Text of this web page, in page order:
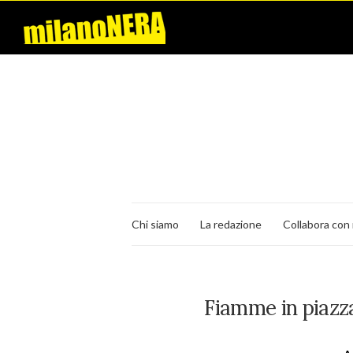
Chi siamo La redazione Collabora con
Fiamme in